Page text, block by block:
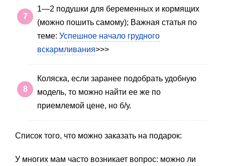
1—2 подушки для беременных и кормящих
(можно пошить самому); Важная статья по
теме: Успешное начало грудного
вскармливания>>>
Коляска, если заранее подобрать удобную
модель, то можно найти ее же по
приемлемой цене, но б/у.
Список того, что можно заказать на подарок:
У многих мам часто возникает вопрос: можно ли